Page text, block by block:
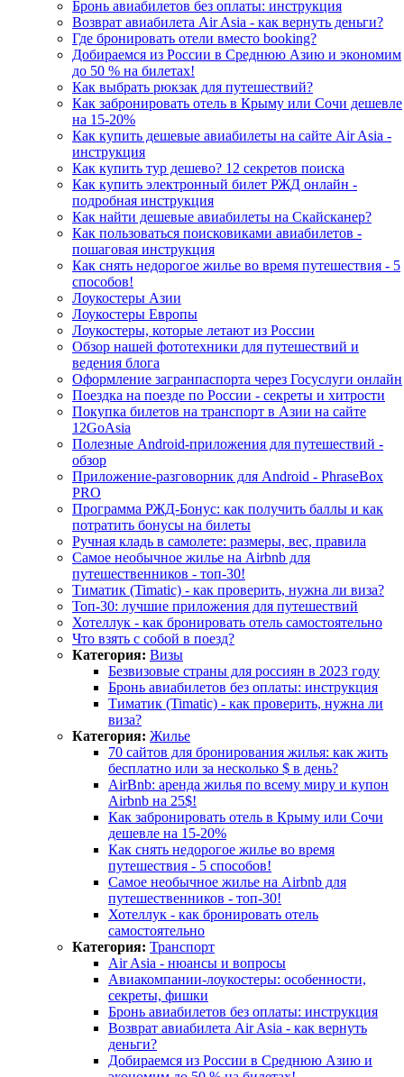
Бронь авиабилетов без оплаты: инструкция
Возврат авиабилета Air Asia - как вернуть деньги?
Где бронировать отели вместо booking?
Добираемся из России в Среднюю Азию и экономим
до 50 % на билетах!
Как выбрать рюкзак для путешествий?
Как забронировать отель в Крыму или Сочи дешевле
на 15-20%
Как купить дешевые авиабилеты на сайте Air Asia -
инструкция
Как купить тур дешево? 12 секретов поиска
Как купить электронный билет РЖД онлайн -
подробная инструкция
Как найти дешевые авиабилеты на Скайсканер?
Как пользоваться поисковиками авиабилетов -
пошаговая инструкция
Как снять недорогое жилье во время путешествия - 5
способов!
Лоукостеры Азии
Лоукостеры Европы
Лоукостеры, которые летают из России
Обзор нашей фототехники для путешествий и
ведения блога
Оформление загранпаспорта через Госуслуги онлайн
Поездка на поезде по России - секреты и хитрости
Покупка билетов на транспорт в Азии на сайте
12GoAsia
Полезные Android-приложения для путешествий -
обзор
Приложение-разговорник для Android - PhraseBox
PRO
Программа РЖД-Бонус: как получить баллы и как
потратить бонусы на билеты
Ручная кладь в самолете: размеры, вес, правила
Самое необычное жилье на Airbnb для
путешественников - топ-30!
Тиматик (Timatic) - как проверить, нужна ли виза?
Топ-30: лучшие приложения для путешествий
Хотеллук - как бронировать отель самостоятельно
Что взять с собой в поезд?
Категория: Визы
Безвизовые страны для россиян в 2023 году
Бронь авиабилетов без оплаты: инструкция
Тиматик (Timatic) - как проверить, нужна ли
виза?
Категория: Жилье
70 сайтов для бронирования жилья: как жить
бесплатно или за несколько $ в день?
AirBnb: аренда жилья по всему миру и купон
Airbnb на 25$!
Как забронировать отель в Крыму или Сочи
дешевле на 15-20%
Как снять недорогое жилье во время
путешествия - 5 способов!
Самое необычное жилье на Airbnb для
путешественников - топ-30!
Хотеллук - как бронировать отель
самостоятельно
Категория: Транспорт
Air Asia - нюансы и вопросы
Авиакомпании-лоукостеры: особенности,
секреты, фишки
Бронь авиабилетов без оплаты: инструкция
Возврат авиабилета Air Asia - как вернуть
деньги?
Добираемся из России в Среднюю Азию и